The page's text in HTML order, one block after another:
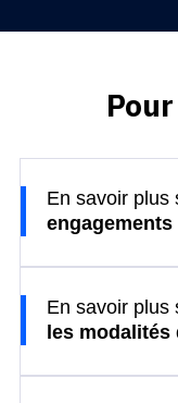
En savoir plus
engagements
En savoir plus
les modalités